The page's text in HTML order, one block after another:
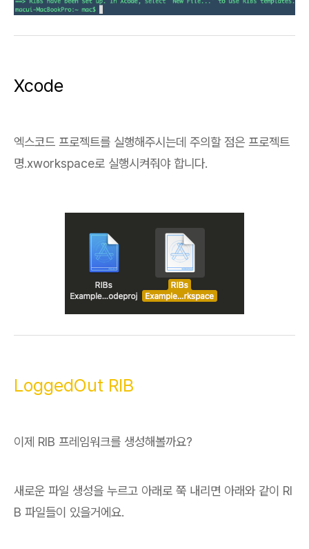
Xcode
엑스코드 프로젝트를 실행해주시는데 주의할 점은 프로젝트
명.xworkspace로 실행시켜줘야 합니다.
LoggedOut RIB
이제 RIB 프레임워크를 생성해볼까요?
새로운 파일 생성을 누르고 아래로 쭉 내리면 아래와 같이 RI
B 파일들이 있을거에요.